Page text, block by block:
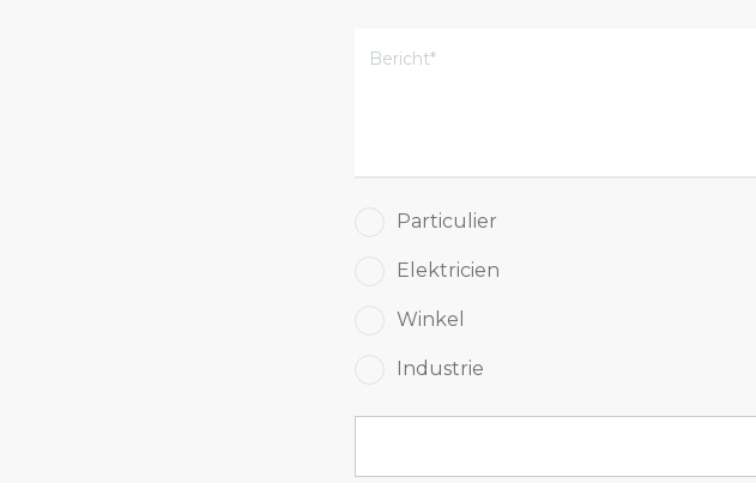
Voedingen en sturingen
Particulier
Elektricien
Winkel
Industrie